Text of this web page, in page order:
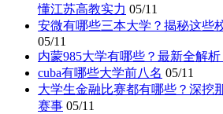
懂江苏高教实力 05/11
安微有哪些三本大学？揭秘这些
05/11
内蒙985大学有哪些？最新全解析
cuba有哪些大学前八名 05/11
大学生金融比赛都有哪些？深挖
赛事 05/11